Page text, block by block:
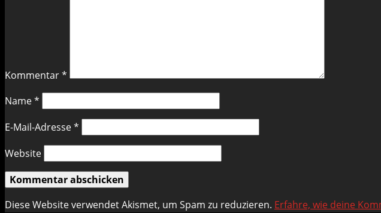
Kommentar*
Name*
E-Mail-Adresse*
Website
Diese Website verwendet Akismet, um Spam zu reduzieren. Erfahre, wie deine